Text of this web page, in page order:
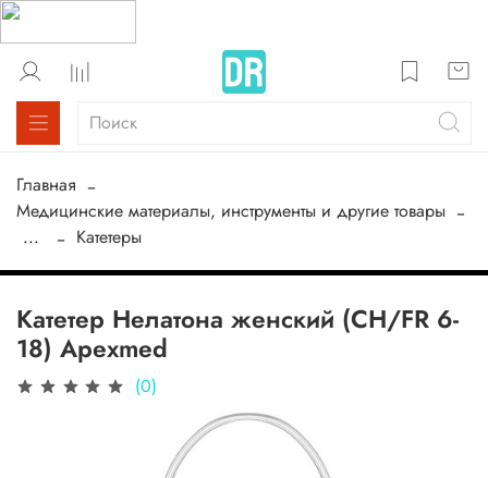
Главная
Медицинские материалы, инструменты и другие товары
...
Катетеры
Катетер Нелатона женский (CH/FR 6-
18) Apexmed
(0)